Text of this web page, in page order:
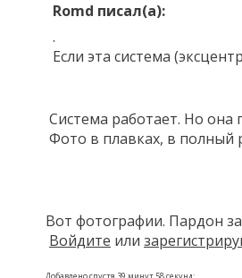
Romd писал(а):
.
Если эта система
Система работает. Но она
Фото в плавках, в полный
Вот фотографии. Пардон
Войдите или